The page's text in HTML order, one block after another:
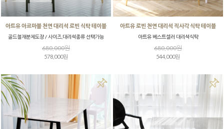
아트유 아르마블 천연 대리석 로빈 식탁 테이블
골드철재분체도장 / 사이즈,대리석종류 선택가능
680,000원
578,000원
아트유 로빈 천연 대리석 직사각 식탁 테이블
아트유 베스트셀러 대리석식탁
680,000원
544,000원